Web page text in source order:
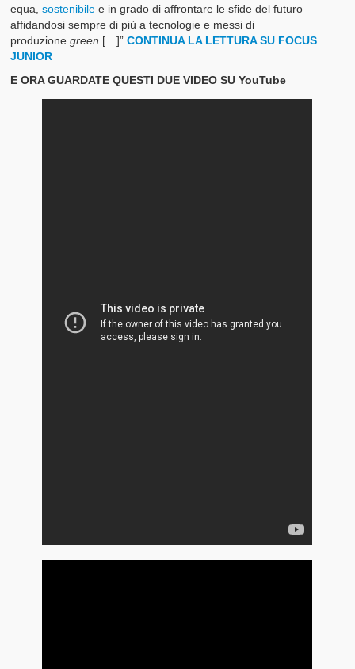
equa,sostenibile e in grado di affrontare le sfide del futuro
affidandosi sempre di più a tecnologie e messi di
produzionegreen .[…]”CONTINUA LA LETTURA SU FOCUS
JUNIOR
E ORA GUARDATE QUESTI DUE VIDEO SU YouTube